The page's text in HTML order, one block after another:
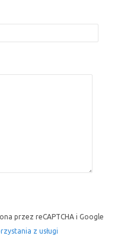
przez reCAPTCHA i Google
z usługi